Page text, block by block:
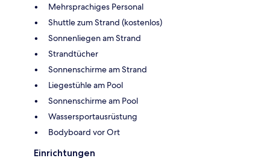
Mehrsprachiges Personal
Shuttle zum Strand (kostenlos)
Sonnenliegen am Strand
Strandtücher
Sonnenschirme am Strand
Liegestühle am Pool
Sonnenschirme am Pool
Wassersportausrüstung
Bodyboard vor Ort
Einrichtungen